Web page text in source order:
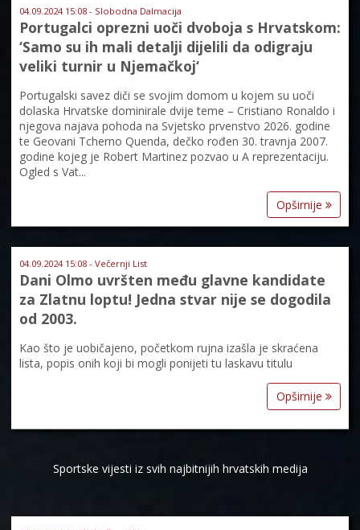
04.09.2024 15:08 - Slobodna Dalmacija
Portugalci oprezni uoči dvoboja s Hrvatskom:
‘Samo su ih mali detalji dijelili da odigraju
veliki turnir u Njemačkoj‘
Portugalski savez diči se svojim domom u kojem su uoči
dolaska Hrvatske dominirale dvije teme – Cristiano Ronaldo i
njegova najava pohoda na Svjetsko prvenstvo 2026. godine
te Geovani Tcherno Quenda, dečko rođen 30. travnja 2007.
godine kojeg je Robert Martinez pozvao u A reprezentaciju.
Ogled s Vat...
Opširnije
04.09.2024 15:08 - Večernji List
Dani Olmo uvršten među glavne kandidate
za Zlatnu loptu! Jedna stvar nije se dogodila
od 2003.
Kao što je uobičajeno, početkom rujna izašla je skraćena
lista, popis onih koji bi mogli ponijeti tu laskavu titulu
Opširnije
Sportske vijesti iz svih najbitnijih hrvatskih medija